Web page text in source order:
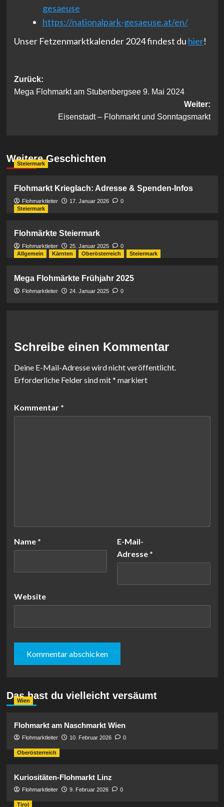
gesaeuse
https://nationalpark-gesaeuse.at/en/
Unser Fetzenmarktkalender 2024 findest du hier!
Beitragsnavigation
Zurück:
Mega Flohmarkt am Stubenbergsee 9. Mai 2024
Weiter:
Eisenstadt – Flohmarkt und Sonntagsmarkt
Weitere Geschichten
Steiermark
Flohmarkt Krieglach: Adresse & Spenden-Infos
Flohmarktleiter 17. Januar 2026
0
Steiermark
Flohmärkte Steiermark
Flohmarktleiter 25. Januar 2025
0
Allgemein
Kärnten Oberösterreich Steiermark
Mega Flohmärkte Frühjahr 2025
Flohmarktleiter 24. Januar 2025 0
Schreibe einen Kommentar
Deine E-Mail-Adresse wird nicht veröffentlicht.
Erforderliche Felder sind mit* markiert
Kommentar *
Name *
E-Mail-
Adresse *
Website
Das hast du vielleicht versäumt
Wien
Flohmarkt am Naschmarkt Wien
Flohmarktleiter 10. Februar 2026 0
Oberösterreich
Kuriositäten-Flohmarkt Linz
Flohmarktleiter 9. Februar 2026 0
Tirol